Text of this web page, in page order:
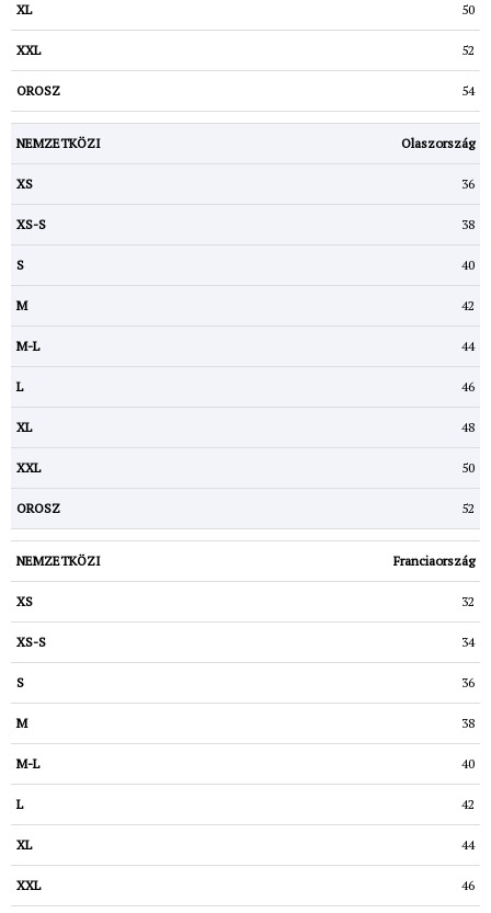
50
52
54
Olaszország
36
38
40
42
44
46
48
50
52
Franciaország
32
34
36
38
40
42
44
46